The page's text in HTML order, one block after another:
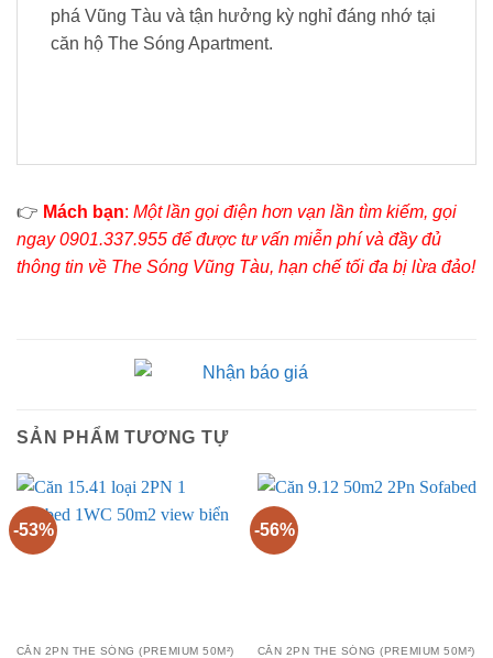
phá Vũng Tàu và tận hưởng kỳ nghỉ đáng nhớ tại
căn hộ The Sóng Apartment.
👉 Mách bạn: Một lần gọi điện hơn vạn lần tìm kiếm, gọi
ngay 0901.337.955 để được tư vấn miễn phí và đầy đủ
thông tin về The Sóng Vũng Tàu, hạn chế tối đa bị lừa đảo!
SẢN PHẨM TƯƠNG TỰ
-53%
CĂN 2PN THE SÓNG (PREMIUM 50M²)
-56%
CĂN 2PN THE SÓNG (PREMIUM 50M²)